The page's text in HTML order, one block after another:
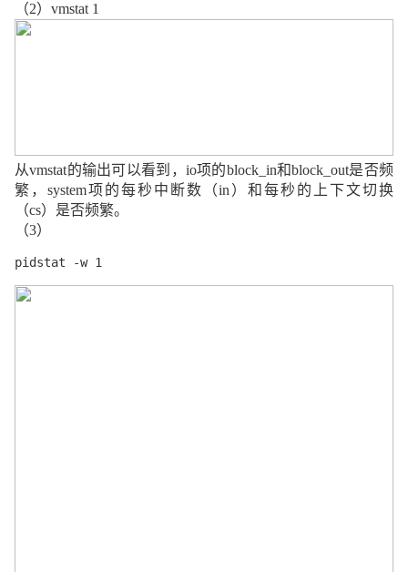
（2） vmstat 1
从vmstat的输出可以看到， io项的block_in和block_out是否频
繁， system项的每秒中断数（in ）和每秒的上下文切换
（cs）是否频繁。
（3）
pidstat -w 1